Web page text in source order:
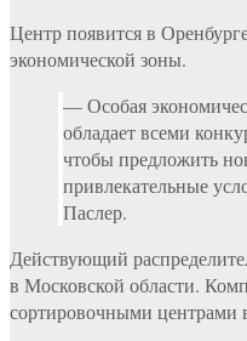
Центр появится в
экономической зоны.
— Особая
обладает всеми
чтобы предложить
привлекательные
Паслер.
Действующий
в Московской области.
сортировочными центрами